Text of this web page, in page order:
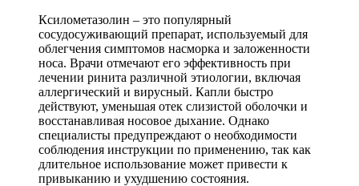
Ксилометазолин – это популярный
сосудосуживающий препарат, используемый для
облегчения симптомов насморка и заложенности
носа. Врачи отмечают его эффективность при
лечении ринита различной этиологии, включая
аллергический и вирусный. Капли быстро
действуют, уменьшая отек слизистой оболочки и
восстанавливая носовое дыхание. Однако
специалисты предупреждают о необходимости
соблюдения инструкции по применению, так как
длительное использование может привести к
привыканию и ухудшению состояния.